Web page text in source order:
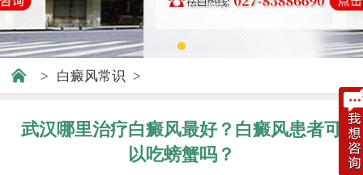
> 白癜风常识 >
武汉哪里治疗白癜风最好？白癜风患者可
以吃螃蟹吗？